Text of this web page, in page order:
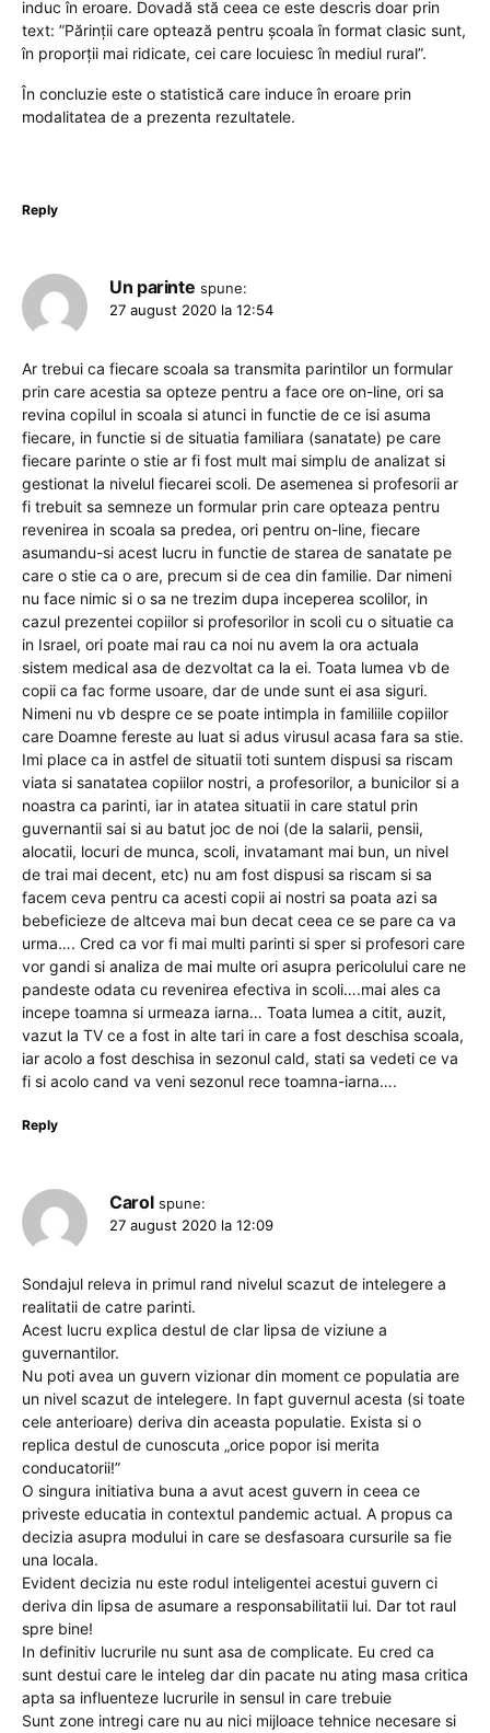
induc în eroare. Dovadă stă ceea ce este descris doar prin
text: ”Părinții care optează pentru școala în format clasic sunt,
în proporții mai ridicate, cei care locuiesc în mediul rural”.
În concluzie este o statistică care induce în eroare prin
modalitatea de a prezenta rezultatele.
Reply
Un parinte spune:
27 august 2020 la 12:54
Ar trebui ca fiecare scoala sa transmita parintilor un formular
prin care acestia sa opteze pentru a face ore on-line, ori sa
revina copilul in scoala si atunci in functie de ce isi asuma
fiecare, in functie si de situatia familiara (sanatate) pe care
fiecare parinte o stie ar fi fost mult mai simplu de analizat si
gestionat la nivelul fiecarei scoli. De asemenea si profesorii ar
fi trebuit sa semneze un formular prin care opteaza pentru
revenirea in scoala sa predea, ori pentru on-line, fiecare
asumandu-si acest lucru in functie de starea de sanatate pe
care o stie ca o are, precum si de cea din familie. Dar nimeni
nu face nimic si o sa ne trezim dupa inceperea scolilor, in
cazul prezentei copiilor si profesorilor in scoli cu o situatie ca
in Israel, ori poate mai rau ca noi nu avem la ora actuala
sistem medical asa de dezvoltat ca la ei. Toata lumea vb de
copii ca fac forme usoare, dar de unde sunt ei asa siguri.
Nimeni nu vb despre ce se poate intimpla in familiile copiilor
care Doamne fereste au luat si adus virusul acasa fara sa stie.
Imi place ca in astfel de situatii toti suntem dispusi sa riscam
viata si sanatatea copiilor nostri, a profesorilor, a bunicilor si a
noastra ca parinti, iar in atatea situatii in care statul prin
guvernantii sai si au batut joc de noi (de la salarii, pensii,
alocatii, locuri de munca, scoli, invatamant mai bun, un nivel
de trai mai decent, etc) nu am fost dispusi sa riscam si sa
facem ceva pentru ca acesti copii ai nostri sa poata azi sa
bebeficieze de altceva mai bun decat ceea ce se pare ca va
urma…. Cred ca vor fi mai multi parinti si sper si profesori care
vor gandi si analiza de mai multe ori asupra pericolului care ne
pandeste odata cu revenirea efectiva in scoli….mai ales ca
incepe toamna si urmeaza iarna… Toata lumea a citit, auzit,
vazut la TV ce a fost in alte tari in care a fost deschisa scoala,
iar acolo a fost deschisa in sezonul cald, stati sa vedeti ce va
fi si acolo cand va veni sezonul rece toamna-iarna….
Reply
Carol spune:
27 august 2020 la 12:09
Sondajul releva in primul rand nivelul scazut de intelegere a
realitatii de catre parinti.
Acest lucru explica destul de clar lipsa de viziune a
guvernantilor.
Nu poti avea un guvern vizionar din moment ce populatia are
un nivel scazut de intelegere. In fapt guvernul acesta (si toate
cele anterioare) deriva din aceasta populatie. Exista si o
replica destul de cunoscuta „orice popor isi merita
conducatorii!”
O singura initiativa buna a avut acest guvern in ceea ce
priveste educatia in contextul pandemic actual. A propus ca
decizia asupra modului in care se desfasoara cursurile sa fie
una locala.
Evident decizia nu este rodul inteligentei acestui guvern ci
deriva din lipsa de asumare a responsabilitatii lui. Dar tot raul
spre bine!
In definitiv lucrurile nu sunt asa de complicate. Eu cred ca
sunt destui care le inteleg dar din pacate nu ating masa critica
apta sa influenteze lucrurile in sensul in care trebuie
Sunt zone intregi care nu au nici mijloace tehnice necesare si